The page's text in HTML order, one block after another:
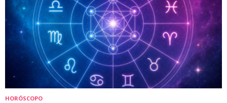
HORÓSCOPO